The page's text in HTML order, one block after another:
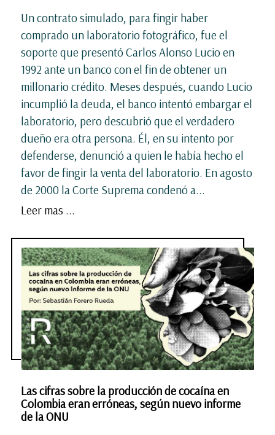
Un contrato simulado, para fingir haber
comprado un laboratorio fotográfico, fue el
soporte que presentó Carlos Alonso Lucio en
1992 ante un banco con el fin de obtener un
millonario crédito. Meses después, cuando Lucio
incumplió la deuda, el banco intentó embargar el
laboratorio, pero descubrió que el verdadero
dueño era otra persona. Él, en su intento por
defenderse, denunció a quien le había hecho el
favor de fingir la venta del laboratorio. En agosto
de 2000 la Corte Suprema condenó a...
Leer mas ...
Las cifras sobre la producción de cocaína en
Colombia eran erróneas, según nuevo informe
de la ONU